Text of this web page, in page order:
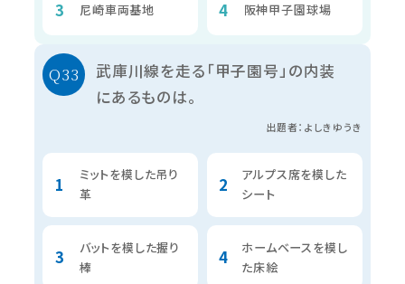
尼崎車両基地 阪神甲子園球場
武庫川線を走る「甲子園号」の内装
にあるものは。
出題者：よしきゆうき
ミットを模した吊り
革
アルプス席を模した
シート
バットを模した握り
棒
ホームベースを模し
た床絵